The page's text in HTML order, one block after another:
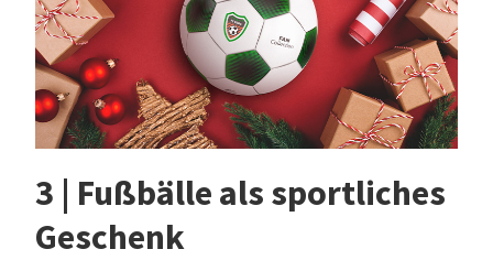
3 | Fußbälle als sportliches
Geschenk